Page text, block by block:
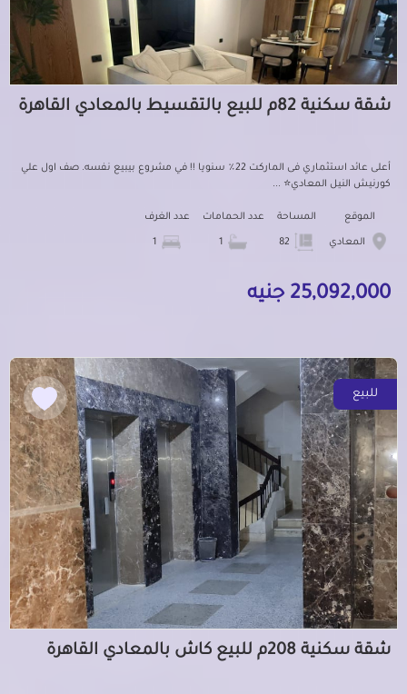
شقة سكنية 82م للبيع بالتقسيط بالمعادي القاهرة
أعلى عائد استثماري فى الماركت 22٪؜ سنويا !! في مشروع بيبيع نفسه. صف اول علي
كورنيش النيل المعادي⭐️ ...
الموقع
المعادي
المساحة عدد الحمامات عدد الغرف
25,092,000 جنيه
للبيع
شقة سكنية 208م للبيع كاش بالمعادي القاهرة